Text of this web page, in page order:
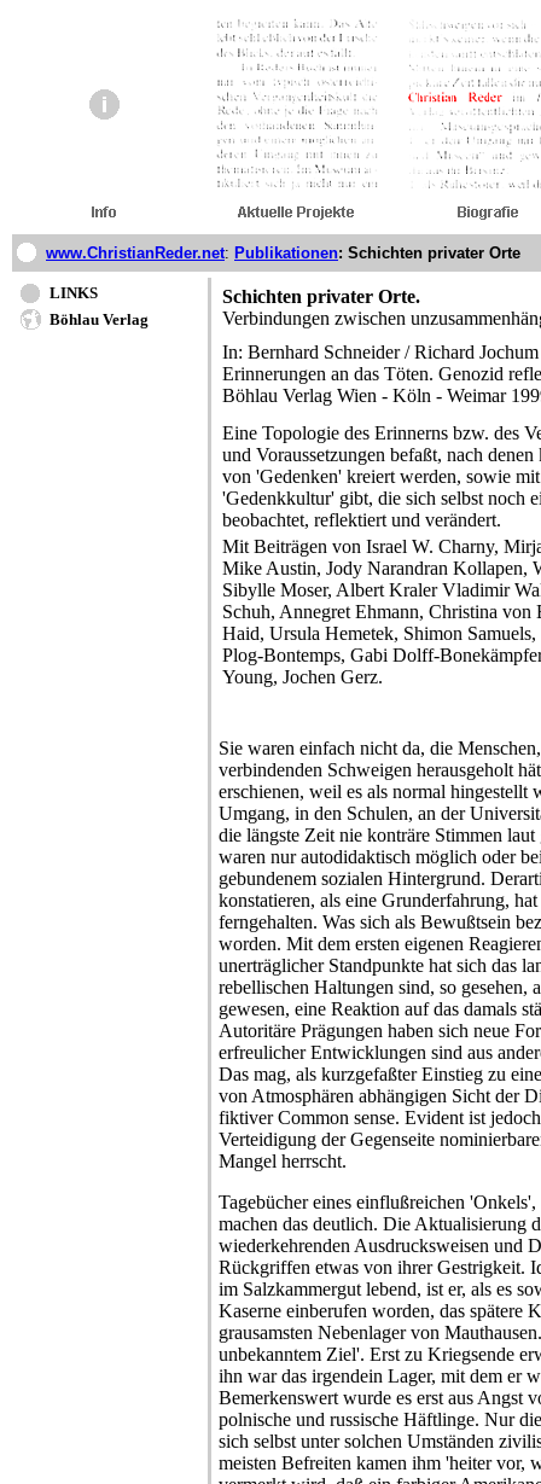
www.ChristianReder.net: Publikationen: Schichten privater Orte
LINKS
Böhlau Verlag
Schichten privater Orte.
Verbindungen zwischen
In: Bernhard Schneider / Richard
Erinnerungen an das Töten. Genozid
Böhlau Verlag Wien - Köln - Weimar
Eine Topologie des Erinnerns bzw. des
und Voraussetzungen befaßt, nach
von 'Gedenken' kreiert werden, sowie
'Gedenkkultur' gibt, die sich selbst noch
beobachtet, reflektiert und verändert.
Mit Beiträgen von Israel W. Charny,
Mike Austin, Jody Narandran
Sibylle Moser, Albert Kraler Vladimir
Schuh, Annegret Ehmann, Christina von
Haid, Ursula Hemetek, Shimon
Plog-Bontemps, Gabi Dolff-
Young, Jochen Gerz.
Sie waren einfach nicht da, die
verbindenden Schweigen herausgeholt
erschienen, weil es als normal hingestellt
Umgang, in den Schulen, an der
die längste Zeit nie konträre Stimmen
waren nur autodidaktisch möglich oder
gebundenem sozialen Hintergrund.
konstatieren, als eine Grunderfahrung,
ferngehalten. Was sich als Bewußtsein
worden. Mit dem ersten eigenen
unerträglicher Standpunkte hat sich das
rebellischen Haltungen sind, so gesehen,
gewesen, eine Reaktion auf das damals
Autoritäre Prägungen haben sich neue
erfreulicher Entwicklungen sind aus
Das mag, als kurzgefaßter Einstieg zu
von Atmosphären abhängigen Sicht der
fiktiver Common sense. Evident ist
Verteidigung der Gegenseite
Mangel herrscht.
Tagebücher eines einflußreichen
machen das deutlich. Die Aktualisierung
wiederkehrenden Ausdrucksweisen und
Rückgriffen etwas von ihrer Gestrigkeit.
im Salzkammergut lebend, ist er, als es
Kaserne einberufen worden, das spätere
grausamsten Nebenlager von
unbekanntem Ziel'. Erst zu Kriegsende
ihn war das irgendein Lager, mit dem er
Bemerkenswert wurde es erst aus Angst
polnische und russische Häftlinge. Nur
sich selbst unter solchen Umständen
meisten Befreiten kamen ihm 'heiter vor,